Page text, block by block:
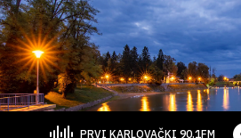
PRVI KARLOVAČKI 90.1FM